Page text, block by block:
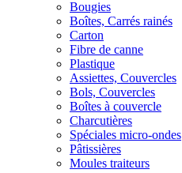
Bougies
Boîtes, Carrés rainés
Carton
Fibre de canne
Plastique
Assiettes, Couvercles
Bols, Couvercles
Boîtes à couvercle
Charcutières
Spéciales micro-ondes
Pâtissières
Moules traiteurs